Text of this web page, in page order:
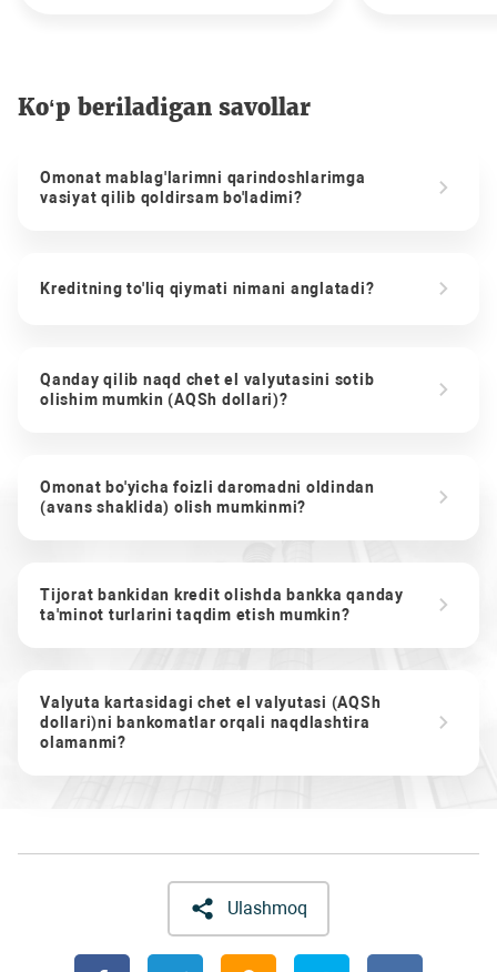
Ko‘p beriladigan savollar
Omonat mablag'larimni qarindoshlarimga
vasiyat qilib qoldirsam bo'ladimi?
Kreditning to'liq qiymati nimani anglatadi?
Qanday qilib naqd chet el valyutasini sotib
olishim mumkin (AQSh dollari)?
Omonat bo'yicha foizli daromadni oldindan
(avans shaklida) olish mumkinmi?
Tijorat bankidan kredit olishda bankka qanday
ta'minot turlarini taqdim etish mumkin?
Valyuta kartasidagi chet el valyutasi (AQSh
dollari)ni bankomatlar orqali naqdlashtira
olamanmi?
Ulashmoq